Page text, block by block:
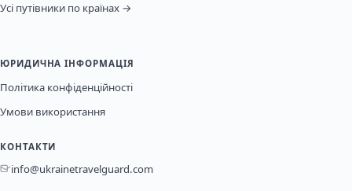
Усі путівники по країнах →
ЮРИДИЧНА ІНФОРМАЦІЯ
Політика конфіденційності
Умови використання
КОНТАКТИ
info@ukrainetravelguard.com